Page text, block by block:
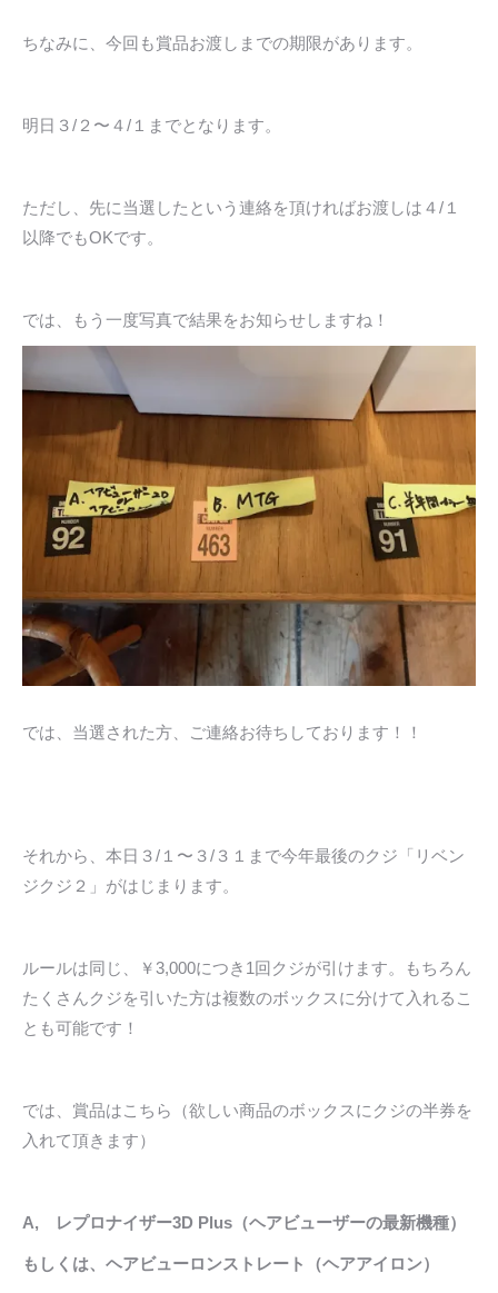
ちなみに、今回も賞品お渡しまでの期限があります。
明日３/２〜４/１までとなります。
ただし、先に当選したという連絡を頂ければお渡しは４/１
以降でもOKです。
では、もう一度写真で結果をお知らせしますね！
では、当選された方、ご連絡お待ちしております！！
それから、本日３/１〜３/３１まで今年最後のクジ「リベン
ジクジ２」がはじまります。
ルールは同じ、￥3,000につき1回クジが引けます。もちろん
たくさんクジを引いた方は複数のボックスに分けて入れるこ
とも可能です！
では、賞品はこちら（欲しい商品のボックスにクジの半券を
入れて頂きます）
A, レプロナイザー3D Plus（ヘアビューザーの最新機種）
もしくは、ヘアビューロンストレート（ヘアアイロン）